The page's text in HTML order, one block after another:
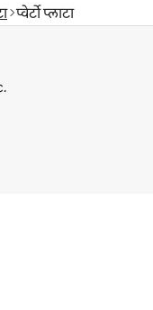
प्वेर्टो प्लाटा